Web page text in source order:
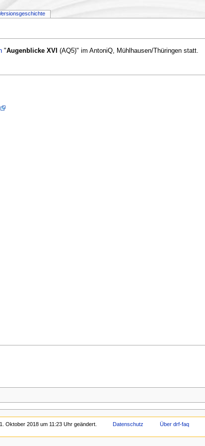
"Augenblicke XVI (AQ5)" im AntoniQ, Mühlhausen/Thüringen statt.
Oktober 2018 um 11:23 Uhr geändert. Datenschutz Über drf-faq